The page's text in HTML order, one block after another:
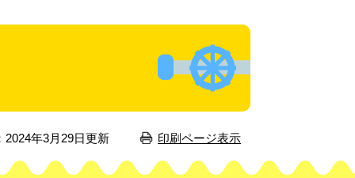
2024年3月29日更新 印刷ページ表示